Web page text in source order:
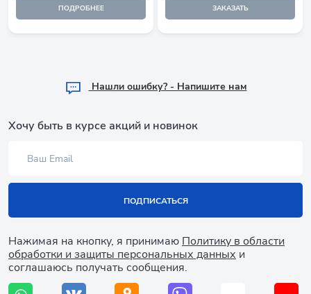
ПОДРОБНЕЕ ЗАКАЗАТЬ
Hашли ошибку? - Напишите нам
Хочу быть в курсе акций и новинок
ПОДПИСАТЬСЯ
Нажимая на кнопку, я принимаю Политику в области
обработки и защиты персональных данных и
соглашаюсь получать сообщения.